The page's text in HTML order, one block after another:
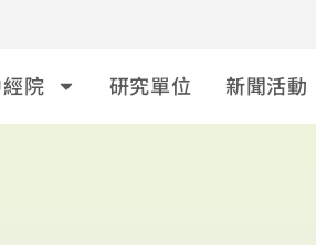
院 研究單位 新聞活動